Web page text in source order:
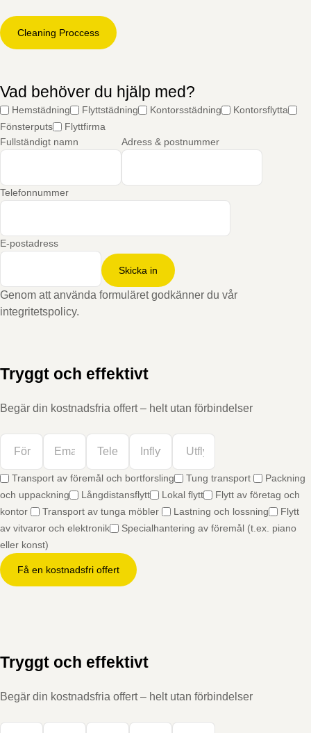
Cleaning Proccess
Vad behöver du hjälp med?
Hemstädning Flyttstädning Kontorsstädning
Kontorsflytta
Fönsterputs
Flyttfirma
Fullständigt namn
Adress & postnummer
Telefonnummer
E-postadress
Skicka in
Genom att använda formuläret godkänner du vår
integritetspolicy.
Tryggt och effektivt
Begär din kostnadsfria offert – helt utan förbindelser
Transport av föremål och bortforsling Tung transport
Packning
och uppackning
Långdistansflytt Lokal flytt
Flytt av företag och
kontor
Transport av tunga möbler Lastning och lossning
Flytt
av vitvaror och elektronik
Specialhantering av föremål (t.ex. piano
eller konst)
Få en kostnadsfri offert
Tryggt och effektivt
Begär din kostnadsfria offert – helt utan förbindelser